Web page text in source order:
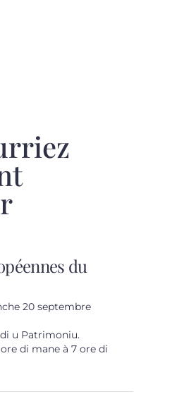
du
20 septembre
u Patrimoniu.
di mane à 7 ore di